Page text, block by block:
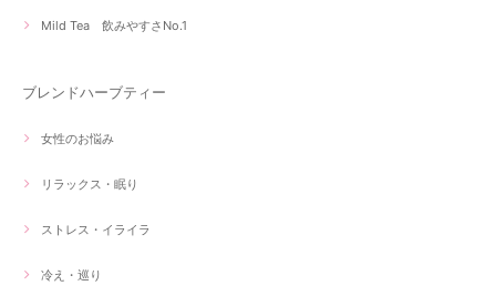
Mild Tea 飲みやすさNo.1
ブレンドハーブティー
女性のお悩み
リラックス・眠り
ストレス・イライラ
冷え・巡り